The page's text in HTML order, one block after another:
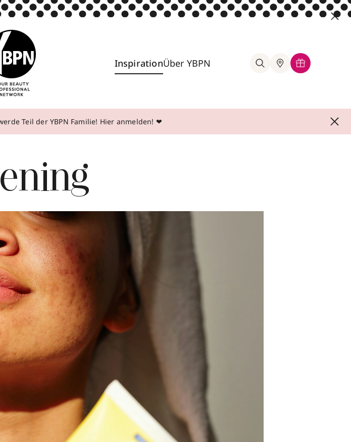
InspirationÜber YBPN
Teil der YBPN Familie! Hier anmelden! ❤